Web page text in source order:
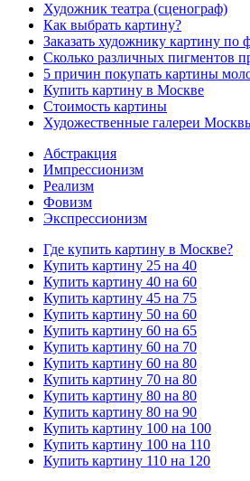
Художник театра (сценограф)
Как выбрать картину?
Заказать художнику картину по
Сколько различных пигментов
5 причин покупать картины
Купить картину в Москве
Стоимость картины
Художественные галереи
Абстракция
Импрессионизм
Реализм
Фовизм
Экспрессионизм
Где купить картину в Москве?
Купить картину 25 на 40
Купить картину 40 на 60
Купить картину 45 на 75
Купить картину 50 на 60
Купить картину 60 на 65
Купить картину 60 на 70
Купить картину 60 на 80
Купить картину 70 на 80
Купить картину 80 на 80
Купить картину 80 на 90
Купить картину 100 на 100
Купить картину 100 на 110
Купить картину 110 на 120